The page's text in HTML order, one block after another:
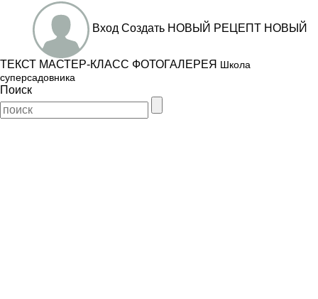
Вход Создать НОВЫЙ РЕЦЕПТ НОВЫЙ
ТЕКСТ МАСТЕР-КЛАСС ФОТОГАЛЕРЕЯ Школа
суперсадовника
Поиск